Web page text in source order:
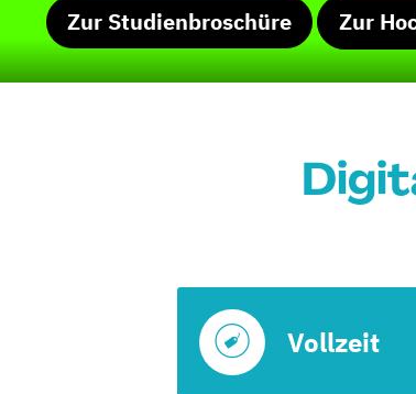
Zur Studienbroschüre Zur
Vollzeit